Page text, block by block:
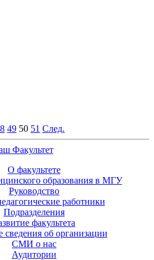
49 50 51 След.
Факультет
О факультете
образования в МГУ
Руководство
работники
Подразделения
факультета
об организации
СМИ о нас
Аудитории